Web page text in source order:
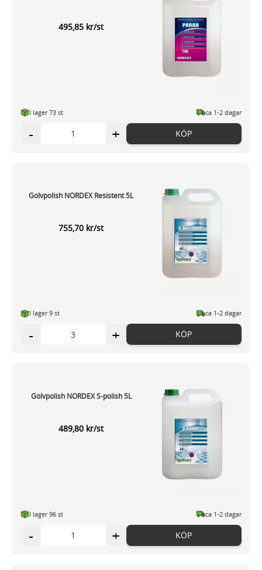
495,85 kr/st
I lager 73 st ca 1-2 dagar
- + KÖP
Golvpolish NORDEX Resistent 5L
755,70 kr/st
I lager 9 st ca 1-2 dagar
- + KÖP
Golvpolish NORDEX S-polish 5L
489,80 kr/st
I lager 96 st ca 1-2 dagar
- + KÖP